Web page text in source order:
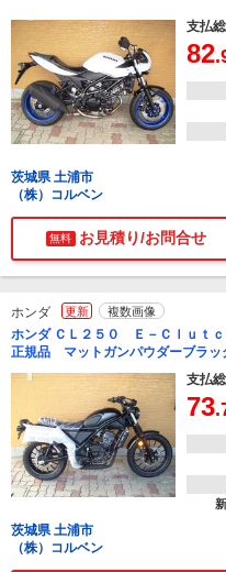
支払
82
茨城県 土浦市
（株）コルベン
無料 お見積り/お問合せ
ホンダ 更新 複数画像
ホンダ ＣＬ２５０ Ｅ－Ｃｌｕｔ
正規品 マットガンパウダーブラッ
支払
73
茨城県 土浦市
（株）コルベン